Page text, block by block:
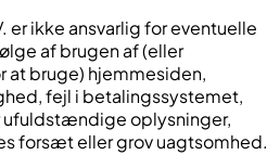
er ikke ansvarlig for eventuelle
af brugen af (eller
at bruge) hjemmesiden,
fejl i betalingssystemet,
ufuldstændige oplysninger,
forsæt eller grov uagtsomhed.